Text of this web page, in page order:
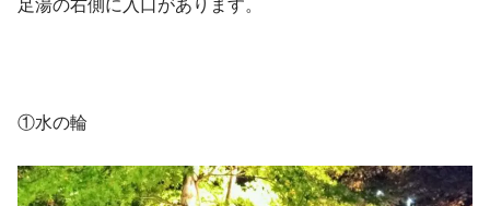
足湯の右側に入口があります。
①水の輪